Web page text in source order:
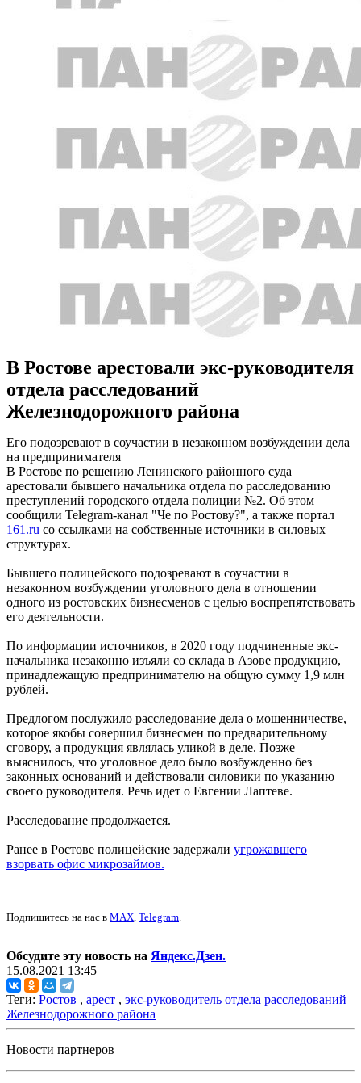
В Ростове арестовали экс-руководителя
отдела расследований
Железнодорожного района
Его подозревают в соучастии в незаконном возбуждении дела
на предпринимателя
В Ростове по решению Ленинского районного суда
арестовали бывшего начальника отдела по расследованию
преступлений городского отдела полиции №2. Об этом
сообщили Telegram-канал "Че по Ростову?", а также портал
161.ru со ссылками на собственные источники в силовых
структурах.
Бывшего полицейского подозревают в соучастии ​в
незаконном возбуждении уголовного дела в отношении
одного из ростовских бизнесменов с целью воспрепятствовать
его деятельности.
По информации источников, в 2020 году подчиненные экс-
начальника незаконно изъяли со склада в Азове продукцию,
принадлежащую предпринимателю на общую сумму 1,9 млн
рублей.
Предлогом послужило расследование дела о мошенничестве,
которое якобы совершил бизнесмен по предварительному
сговору, а продукция являлась уликой в деле. Позже
выяснилось, что уголовное дело было возбужденно без
законных оснований и действовали силовики по указанию
своего руководителя. Речь идет о Евгении Лаптеве.
Расследование продолжается.
Ранее в Ростове полицейские задержали угрожавшего
взорвать офис микрозаймов.
Подпишитесь на нас в MAX, Telegram.
Обсудите эту новость на Яндекс.Дзен.
15.08.2021 13:45
Теги: Ростов , арест , экс-руководитель отдела расследований
Железнодорожного района
Новости партнеров